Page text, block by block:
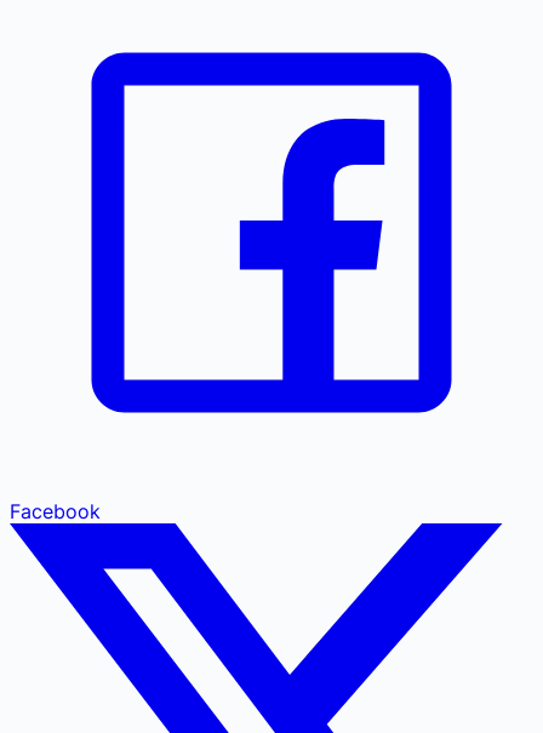
Facebook